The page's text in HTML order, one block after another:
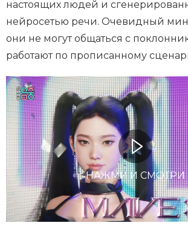
настоящих людей и
нейросетью речи. Очевидный
они не могут общаться с
работают по прописанному
НАЖМИ И СМОТРИ